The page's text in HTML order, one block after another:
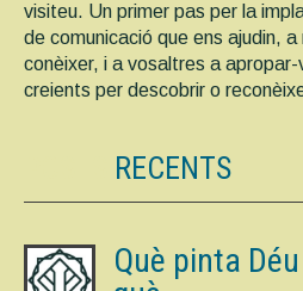
visiteu. Un primer pas per la
de comunicació que ens ajudin,
conèixer, i a vosaltres a
creients per descobrir o
RECENTS
Què pinta